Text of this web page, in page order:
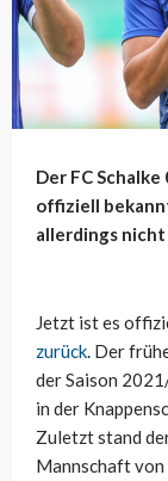
Der FC
offiziell
allerdings nicht
Jetzt ist es
zurück. Der
der Saison
in der
Zuletzt stand
Mannschaft